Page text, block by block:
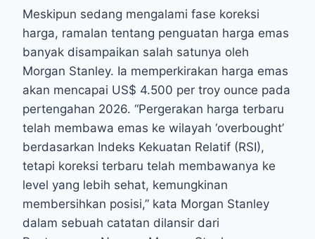
Meskipun sedang mengalami fase koreksi
harga, ramalan tentang penguatan harga emas
banyak disampaikan salah satunya oleh
Morgan Stanley. Ia memperkirakan harga emas
akan mencapai US$ 4.500 per troy ounce pada
pertengahan 2026. “Pergerakan harga terbaru
telah membawa emas ke wilayah ‘overbought’
berdasarkan Indeks Kekuatan Relatif (RSI),
tetapi koreksi terbaru telah membawanya ke
level yang lebih sehat, kemungkinan
membersihkan posisi,” kata Morgan Stanley
dalam sebuah catatan dilansir dari